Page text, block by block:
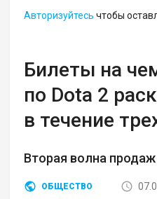
Авторизуйтесь чтобы
Билеты на
по Dota 2
в течение
Вторая волна продаж
ОБЩЕСТВО